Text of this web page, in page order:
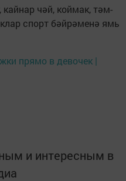
чәй, коймак, тәм-
спорт бәйрәменә ямь
прямо в девочек |
и интересным в